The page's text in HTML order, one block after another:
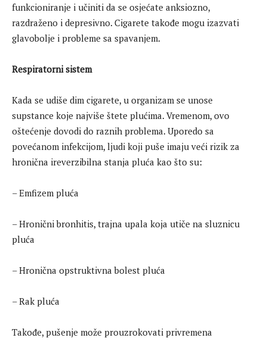
funkcioniranje i učiniti da se osjećate anksiozno,
razdraženo i depresivno. Cigarete takođe mogu izazvati
glavobolje i probleme sa spavanjem.
Respiratorni sistem
Kada se udiše dim cigarete, u organizam se unose
supstance koje najviše štete plućima. Vremenom, ovo
oštećenje dovodi do raznih problema. Uporedo sa
povećanom infekcijom, ljudi koji puše imaju veći rizik za
hronična ireverzibilna stanja pluća kao što su:
– Emfizem pluća
– Hronični bronhitis, trajna upala koja utiče na sluznicu
pluća
– Hronična opstruktivna bolest pluća
– Rak pluća
Takođe, pušenje može prouzrokovati privremena